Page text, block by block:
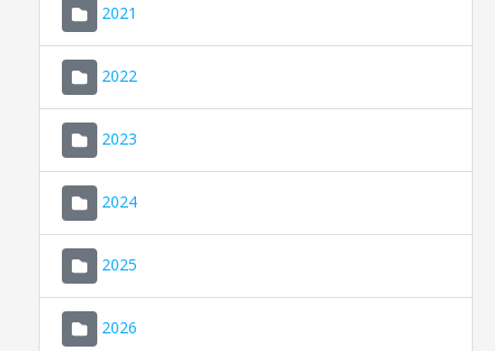
2021
2022
2023
2024
2025
2026